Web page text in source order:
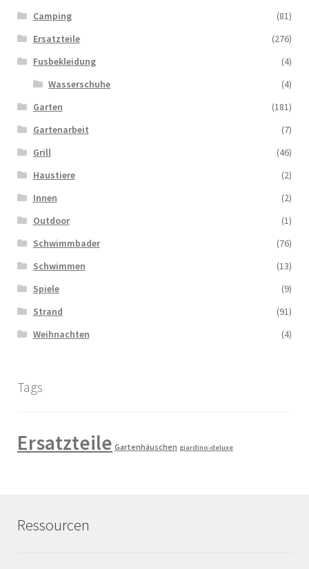
Camping
(81)
Ersatzteile
(276)
Fusbekleidung
(4)
Wasserschuhe
(4)
Garten
(181)
Gartenarbeit
(7)
Grill
(46)
Haustiere
(2)
Innen
(2)
Outdoor
(1)
Schwimmbader
(76)
Schwimmen
(13)
Spiele
(9)
Strand
(91)
Weihnachten
(4)
Tags
Ersatzteile Gartenhäuschen giardino-deluxe
Ressourcen